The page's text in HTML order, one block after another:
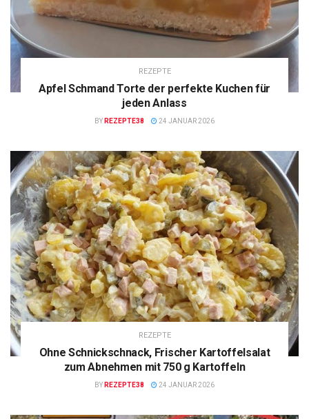
REZEPTE
Apfel Schmand Torte der perfekte Kuchen für
jeden Anlass
BY REZEPTE38 24 JANUAR 2026
REZEPTE
Ohne Schnickschnack, Frischer Kartoffelsalat
zum Abnehmen mit 750 g Kartoffeln
BY REZEPTE38 24 JANUAR 2026